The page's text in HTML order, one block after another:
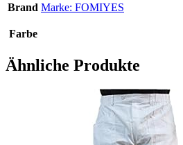
Brand Marke: FOMIYES
Farbe
Ähnliche Produkte